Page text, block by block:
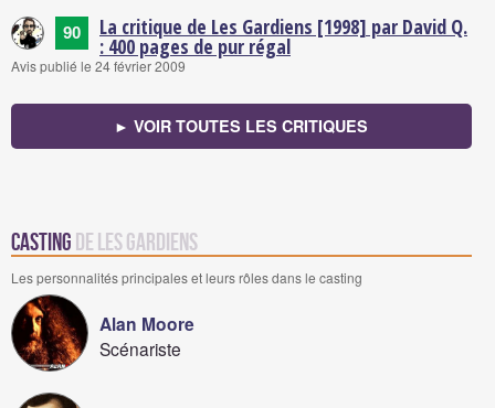
90 La critique de Les Gardiens [1998] par David Q.
: 400 pages de pur régal
Avis publié le 24 février 2009
► VOIR TOUTES LES CRITIQUES
Casting de Les Gardiens
Les personnalités principales et leurs rôles dans le casting
Alan Moore
Scénariste